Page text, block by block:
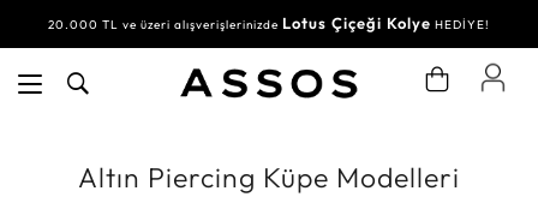
20.000 TL ve üzeri alışverişlerinizde Lotus Çiçeği Kolye HEDİYE!
Altın Piercing Küpe Modelleri